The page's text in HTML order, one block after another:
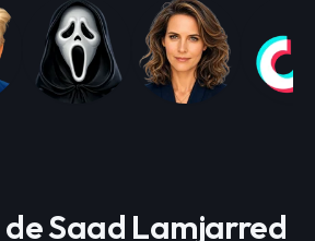
de Saad Lamjarred